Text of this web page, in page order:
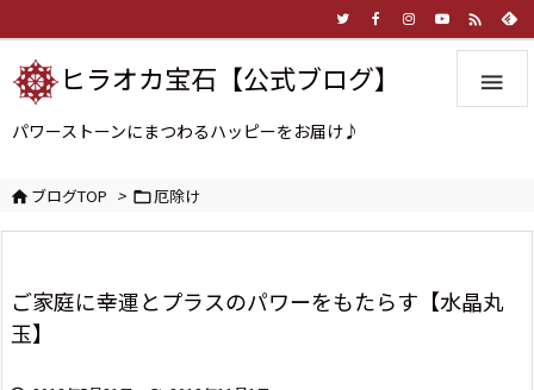


ヒラオカ宝石【公式ブログ】
パワーストーンにまつわるハッピーをお届け♪
ブログTOP > 厄除け
ご家庭に幸運とプラスのパワーをもたらす【水晶丸
玉】